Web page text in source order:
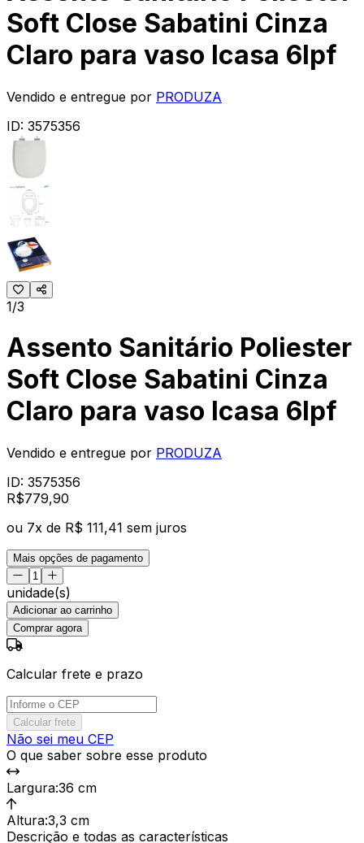
Soft Close Sabatini Cinza
Claro para vaso Icasa 6lpf
Vendido e entregue por PRODUZA
ID: 3575356
1/3
Assento Sanitário Poliester
Soft Close Sabatini Cinza
Claro para vaso Icasa 6lpf
Vendido e entregue por PRODUZA
ID: 3575356
R$779,90
ou 7x de R$ 111,41 sem juros
Mais opções de pagamento
unidade(s)
Adicionar ao carrinho
Comprar agora
Calcular frete e prazo
Calcular frete
Não sei meu CEP
O que saber sobre esse produto
Largura:36 cm
Altura:3,3 cm
Descrição e todas as características